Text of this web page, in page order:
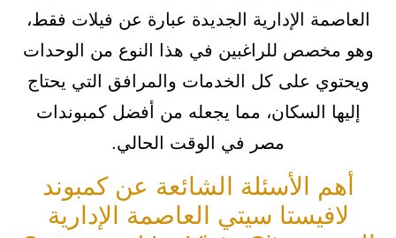
العاصمة الإدارية الجديدة عبارة عن فيلات فقط،
وهو مخصص للراغبين في هذا النوع من الوحدات
ويحتوي على كل الخدمات والمرافق التي يحتاج
إليها السكان، مما يجعله من أفضل كمبوندات
مصر في الوقت الحالي.
أهم الأسئلة الشائعة عن كمبوند
لافيستا سيتي العاصمة الإدارية